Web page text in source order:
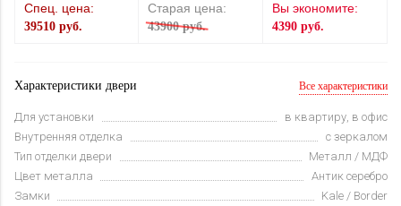
Спец. цена:
39510 руб.
Старая цена:
43900 руб.
Вы экономите:
4390 руб.
Характеристики двери Все характеристики
Для установки
в квартиру, в офис
Внутренняя отделка
с зеркалом
Тип отделки двери
Металл / МДФ
Цвет металла
Антик серебро
Замки
Kale / Border